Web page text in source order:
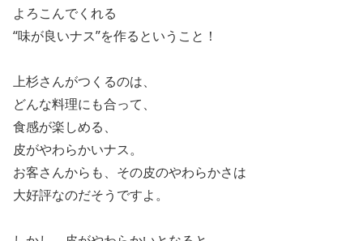
よろこんでくれる
“味が良いナス”を作るということ！
上杉さんがつくるのは、
どんな料理にも合って、
食感が楽しめる、
皮がやわらかいナス。
お客さんからも、その皮のやわらかさは
大好評なのだそうですよ。